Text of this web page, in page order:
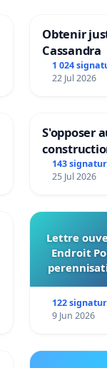
Obtenir
Cassandra
1 024
22 Jul 2026
S'opposer
143
25 Jul 2026
Lettre
Endroit
122
9 Jun 2026